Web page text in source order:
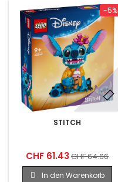
STITCH
CHF 61.43 CHF 64.66
-5%
In den Warenkorb